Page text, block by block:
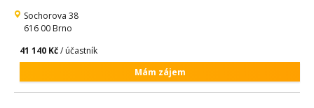
Sochorova 38
616 00 Brno
41 140 Kč/ účastník
Mám zájem